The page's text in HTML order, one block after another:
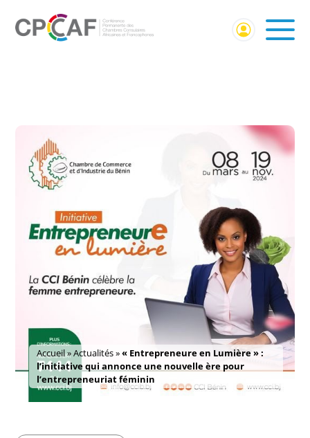
Accueil»Actualités»« Entrepreneure en Lumière » :
l’initiative qui annonce une nouvelle ère pour
l’entrepreneuriat féminin